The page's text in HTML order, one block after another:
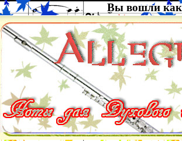
Вы вошли как